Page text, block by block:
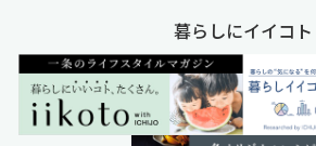
暮らしにイイコト